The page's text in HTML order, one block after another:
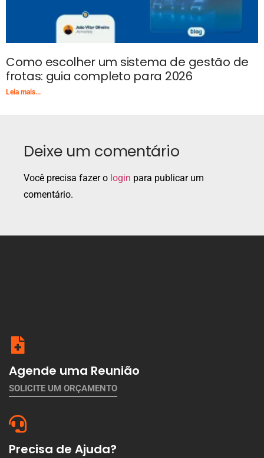
Como escolher um sistema de gestão de
frotas: guia completo para 2026
Leia mais...
Deixe um comentário
Você precisa fazer o login para publicar um
comentário.
Agende uma Reunião
SOLICITE UM ORÇAMENTO
Precisa de Ajuda?